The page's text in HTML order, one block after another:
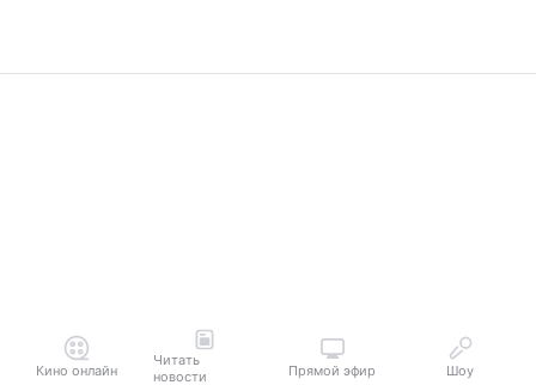
Кино онлайн
Читать
новости
Прямой эфир Шоу